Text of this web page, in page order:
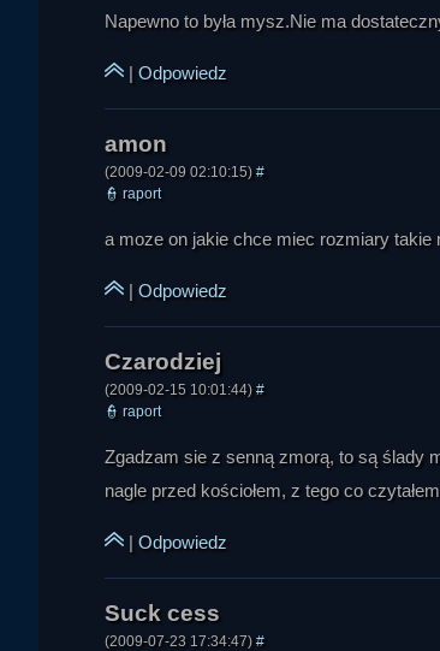
Napewno to była mysz.Nie ma
| Odpowiedz
(2009-02-09 02:10:15) #
👮 raport
a moze on jakie chce miec rozmiary
| Odpowiedz
(2009-02-15 10:01:44) #
👮 raport
Zgadzam sie z senną zmorą, to są ślady
nagle przed kościołem, z tego co
| Odpowiedz
(2009-07-23 17:34:47) #
gość
Ruskof